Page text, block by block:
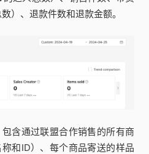
）、退款件数和退款金额。
含通过联盟合作销售的所有商
和ID）、每个商品寄送的样品